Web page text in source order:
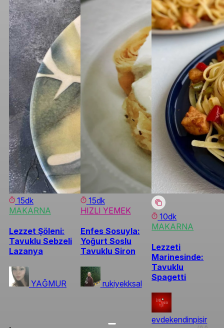
15dk
MAKARNA
Lezzet Şöleni:
Tavuklu Sebzeli
Lazanya
YAĞMUR
15dk
HIZLI YEMEK
Enfes Sosuyla:
Yoğurt Soslu
Tavuklu Siron
rukiyekksal
10dk
MAKARNA
Lezzeti
Marinesinde:
Tavuklu
Spagetti
evdekendinpisir